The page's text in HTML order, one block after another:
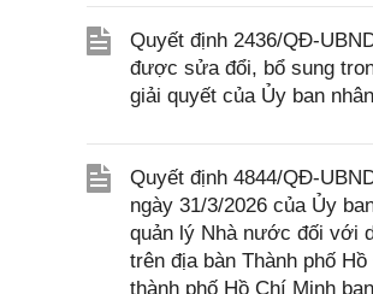
Quyết định 2436/QĐ-
được sửa đổi, bổ sung
giải quyết của Ủy ban
Quyết định 4844/QĐ-
ngày 31/3/2026 của Ủy
quản lý Nhà nước đối với
trên địa bàn Thành phố
thành phố Hồ Chí Minh